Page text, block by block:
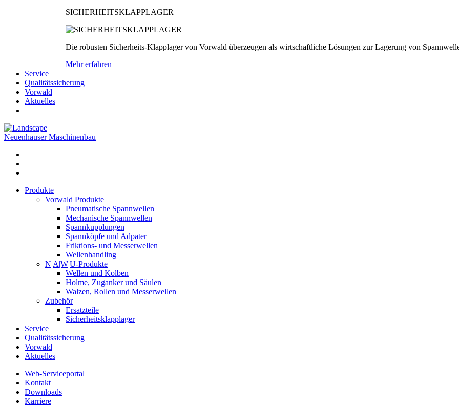
SICHERHEITSKLAPPLAGER
Die robusten Sicherheits-Klapplager von Vorwald überzeugen als wirtschaftliche Lösungen zur Lagerung von
Mehr erfahren
Service
Qualitätssicherung
Vorwald
Aktuelles
Neuenhauser Maschinenbau
Produkte
Vorwald Produkte
Pneumatische Spannwellen
Mechanische Spannwellen
Spannkupplungen
Spannköpfe und Adpater
Friktions- und Messerwellen
Wellenhandling
N|A|W|U-Produkte
Wellen und Kolben
Holme, Zuganker und Säulen
Walzen, Rollen und Messerwellen
Zubehör
Ersatzteile
Sicherheitsklapplager
Service
Qualitätssicherung
Vorwald
Aktuelles
Web-Serviceportal
Kontakt
Downloads
Karriere